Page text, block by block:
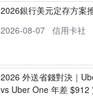
2026銀行美元定存方案
2026-08-07
信用卡社
2026 外送省錢對決｜
vs Uber One 年差 $912